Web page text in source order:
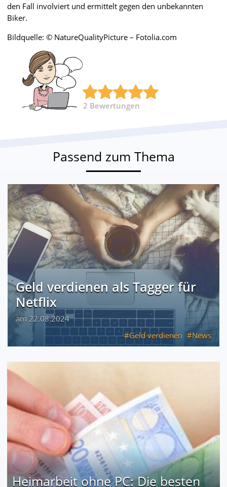
den Fall involviert und ermittelt gegen den unbekannten
Biker.
Bildquelle: © NatureQualityPicture – Fotolia.com
2 Bewertungen
Passend zum Thema
Geld verdienen als Tagger für
Netflix
am 22.08.2024
Geld verdienen
News
Heimarbeit ohne PC: Die besten